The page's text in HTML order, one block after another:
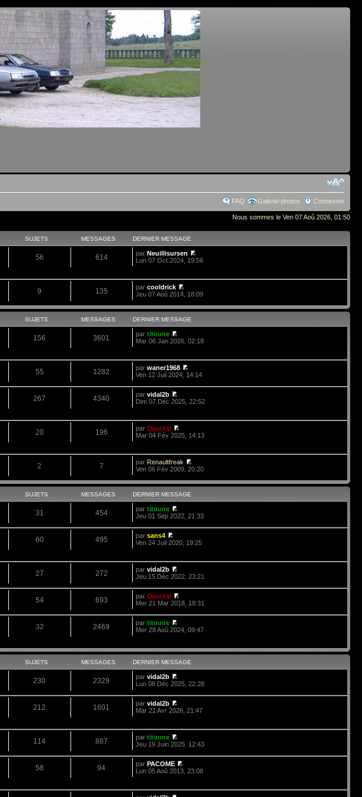
FAQ Galerie-photos Connexion
Nous sommes le Ven 07 Aoû 2026, 01:50
SUJETS MESSAGES DERNIER MESSAGE
56 614 parNeuillisursen
Lun 07 Oct 2024, 19:56
9 135 parcooldrick
Jeu 07 Aoû 2014, 18:09
SUJETS MESSAGES DERNIER MESSAGE
156 3601 partitoune
Mar 06 Jan 2026, 02:18
55 1282 parwaner1968
Ven 12 Juil 2024, 14:14
267 4340 parvidal2b
Dim 07 Déc 2025, 22:52
20 196 parQuetzal
Mar 04 Fév 2025, 14:13
2 7 parRenaultfreak
Ven 06 Fév 2009, 20:20
SUJETS MESSAGES DERNIER MESSAGE
31 454 partitoune
Jeu 01 Sep 2022, 21:33
60 495 parsans4
Ven 24 Juil 2020, 19:25
27 272 parvidal2b
Jeu 15 Déc 2022, 23:21
54 693 parQuetzal
Mer 21 Mar 2018, 18:31
32 2469 partitoune
Mer 28 Aoû 2024, 09:47
SUJETS MESSAGES DERNIER MESSAGE
230 2329 parvidal2b
Lun 08 Déc 2025, 22:28
212 1601 parvidal2b
Mar 21 Avr 2026, 21:47
114 887 partitoune
Jeu 19 Juin 2025, 12:43
58 94 parPACOME
Lun 05 Aoû 2013, 23:08